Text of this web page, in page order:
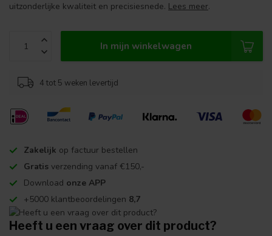
uitzonderlijke kwaliteit en precisiesnede. Lees meer.
In mijn winkelwagen
4 tot 5 weken levertijd
Zakelijk op factuur bestellen
Gratis verzending vanaf €150,-
Download onze APP
+5000 klantbeoordelingen 8,7
Heeft u een vraag over dit product?